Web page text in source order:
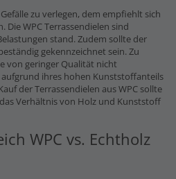
zu verlegen, dem empfiehlt sich
Die WPC Terrassendielen sind
stand. Zudem sollte der
gekennzeichnet sein. Zu
von geringer Qualität nicht
ihres hohen Kunststoffanteils
der Terrassendielen aus WPC sollte
Verhältnis von Holz und Kunststoff
WPC vs. Echtholz